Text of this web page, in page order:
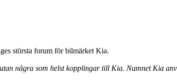
största forum för bilmärket Kia.
några som helst kopplingar till Kia. Namnet Kia